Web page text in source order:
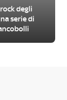
degli
serie di